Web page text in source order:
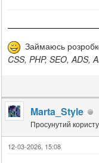
Займаюсь
CSS, PHP, SEO, ADS,
Marta_Style
Просунутий
12-03-2026, 15:08